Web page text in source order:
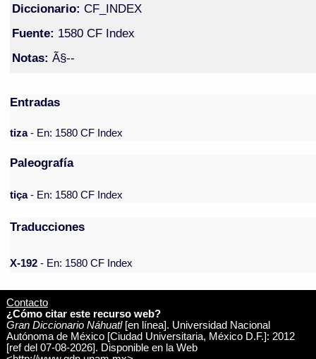
Diccionario: CF_INDEX
Fuente: 1580 CF Index
Notas: Ã§--
Entradas
tiza- En: 1580 CF Index
Paleografía
tiça- En: 1580 CF Index
Traducciones
X-192 - En: 1580 CF Index
Contacto
¿Cómo citar este recurso web?
Gran Diccionario Náhuatl[en línea]. Universidad Nacional
Autónoma de México [Ciudad Universitaria, México D.F.]: 2012
[ref del 07-08-2026]. Disponible en la Web